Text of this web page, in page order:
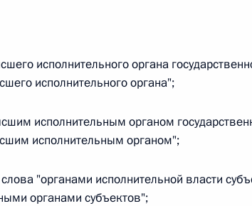
от 26.07.2026 г. № 252-ФЗ
внутреннего водного транспорта
обеспечении единства измерений»
исполнительного органа
исполнительного органа";
исполнительным органом
исполнительным органом";
"органами исполнительной власти
органами субъектов";